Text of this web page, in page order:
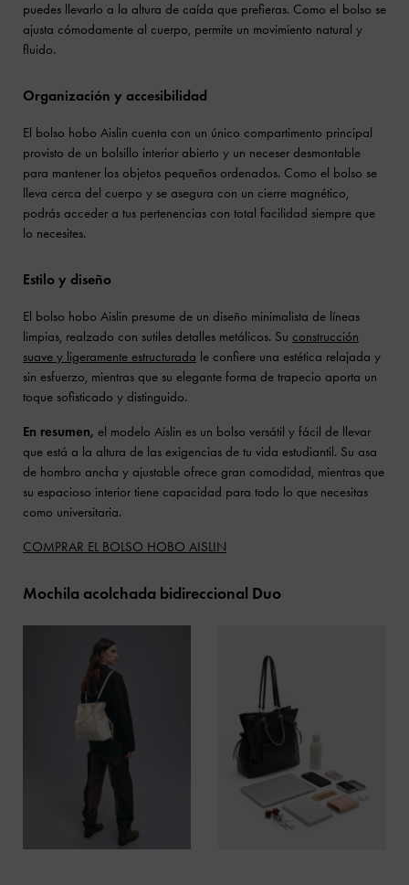
puedes llevarlo a la altura de caída que prefieras. Como el bolso se
ajusta cómodamente al cuerpo, permite un movimiento natural y
fluido.
Organización y accesibilidad
El bolso hobo Aislin cuenta con un único compartimento principal
provisto de un bolsillo interior abierto y un neceser desmontable
para mantener los objetos pequeños ordenados. Como el bolso se
lleva cerca del cuerpo y se asegura con un cierre magnético,
podrás acceder a tus pertenencias con total facilidad siempre que
lo necesites.
Estilo y diseño
El bolso hobo Aislin presume de un diseño minimalista de líneas
limpias, realzado con sutiles detalles metálicos. Su construcción
suave y ligeramente estructurada le confiere una estética relajada y
sin esfuerzo, mientras que su elegante forma de trapecio aporta un
toque sofisticado y distinguido.
En resumen, el modelo Aislin es un bolso versátil y fácil de llevar
que está a la altura de las exigencias de tu vida estudiantil. Su asa
de hombro ancha y ajustable ofrece gran comodidad, mientras que
su espacioso interior tiene capacidad para todo lo que necesitas
como universitaria.
COMPRAR EL BOLSO HOBO AISLIN
Mochila acolchada bidireccional Duo